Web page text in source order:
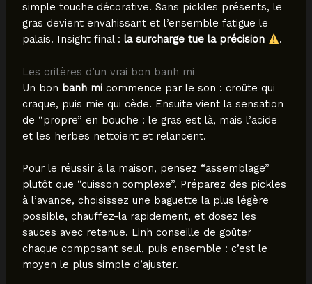
simple touche décorative. Sans pickles présents, le
gras devient envahissant et l’ensemble fatigue le
palais. Insight final : la surcharge tue la précision .
Les critères d’un vrai bon banh mi
Un bon banh micommence par le son : croûte qui
craque, puis mie qui cède. Ensuite vient la sensation
de “propre” en bouche : le gras est là, mais l’acide
et les herbes nettoient et relancent.
Pour le réussir à la maison, pensez “assemblage”
plutôt que “cuisson complexe”. Préparez des pickles
à l’avance, choisissez une baguette la plus légère
possible, chauffez-la rapidement, et dosez les
sauces avec retenue. Linh conseille de goûter
chaque composant seul, puis ensemble : c’est le
moyen le plus simple d’ajuster.